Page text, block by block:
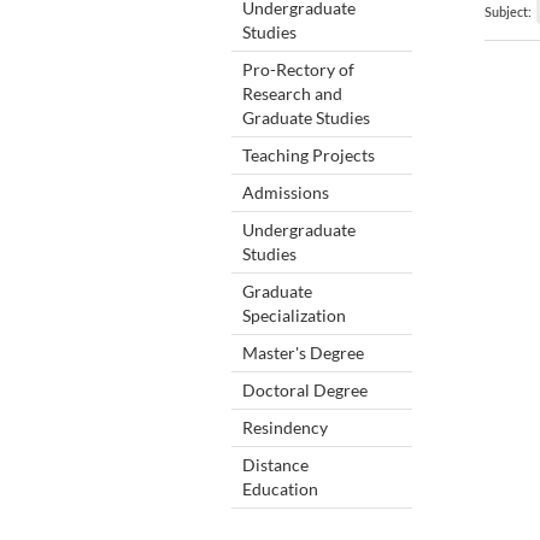
Undergraduate
Studies
Pro-Rectory of
Research and
Graduate Studies
Teaching Projects
Admissions
Undergraduate
Studies
Graduate
Specialization
Master's Degree
Doctoral Degree
Resindency
Distance
Education
Subject: